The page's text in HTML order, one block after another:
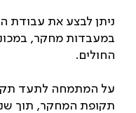
ניתן לבצע את עבודת
במעבדות מחקר,
החולים.
על המתמחה לתעד
תקופת המחקר, תוך